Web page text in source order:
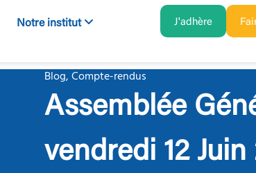
Notre institut J'adhère
Blog,Compte-rendus
Assemblée
vendredi 12 Juin